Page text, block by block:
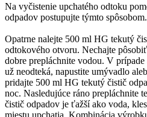
Na vyčistenie upchatého odtoku
odpadov postupujte týmto spôsobom.
Opatrne nalejte 500 ml HG tekutý
odtokového otvoru. Nechajte
dobre prepláchnite vodou. V
už neodteká, napustite umývadlo
pridajte 500 ml HG tekutý čistič
noc. Nasledujúce ráno prepláchnite
čistič odpadov je ťažší ako voda,
miestu upchatia. Kombinácia